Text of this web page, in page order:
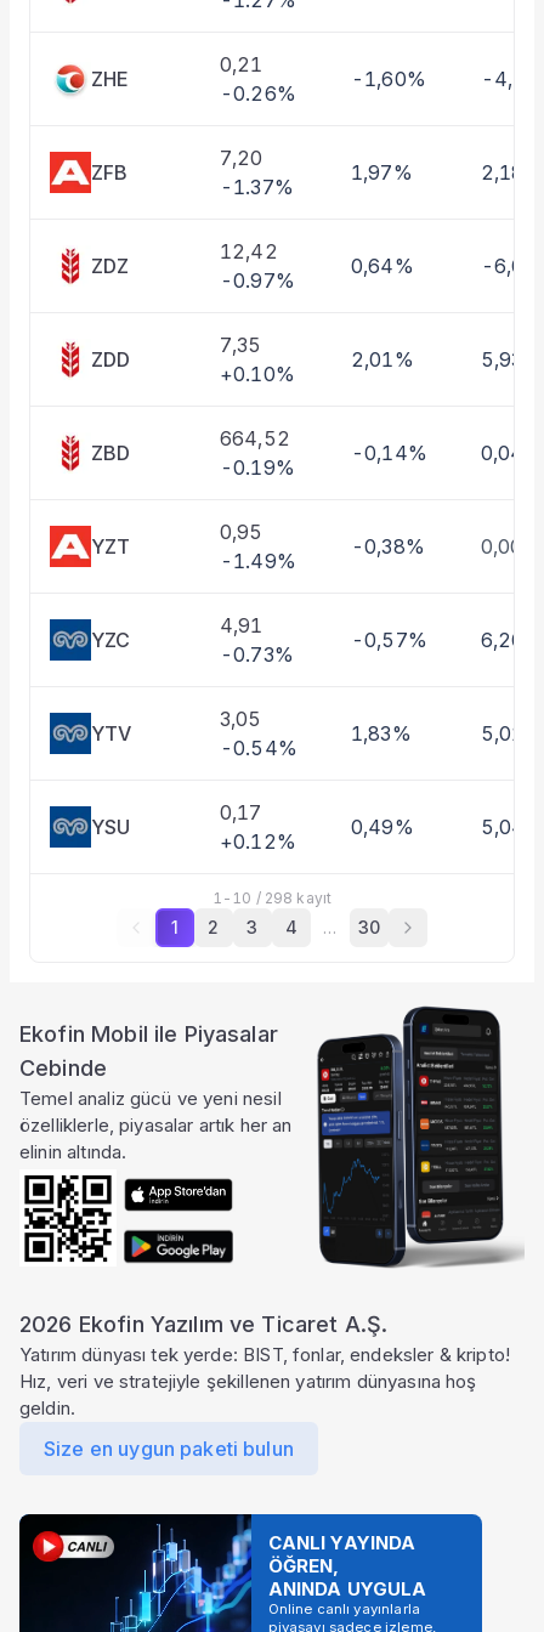
ZHE
0,21
-0.26%
-1,60% -
ZFB
7,20
-1.37%
1,97% 2,18%
ZDZ
12,42
-0.97%
0,64% -
ZDD
7,35
+0.10%
2,01% 5,93%
ZBD
664,52
-0.19%
-0,14% 0,04%
YZT
0,95
-1.49%
-0,38% 0,00%
YZC
4,91
-0.73%
-0,57% 6,20%
YTV
3,05
-0.54%
1,83% 5,01%
YSU
0,17
+0.12%
0,49% 5,04%
1 - 10 / 298 kayıt
1 2 3 4 … 30
Ekofin Mobil ile Piyasalar
Cebinde
Temel analiz gücü ve yeni nesil
özelliklerle, piyasalar artık her an
elinin altında.
2026 Ekofin Yazılım ve Ticaret A.Ş.
Yatırım dünyası tek yerde: BIST, fonlar, endeksler & kripto!
Hız, veri ve stratejiyle şekillenen yatırım dünyasına hoş
geldin.
Size en uygun paketi bulun
CANLI YAYINDA
ÖĞREN,
ANINDA UYGULA
Online canlı yayınlarla
piyasayı sadece izleme,